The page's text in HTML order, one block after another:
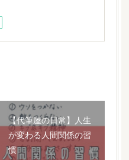
【代筆屋の日常】人生
が変わる人間関係の習
慣